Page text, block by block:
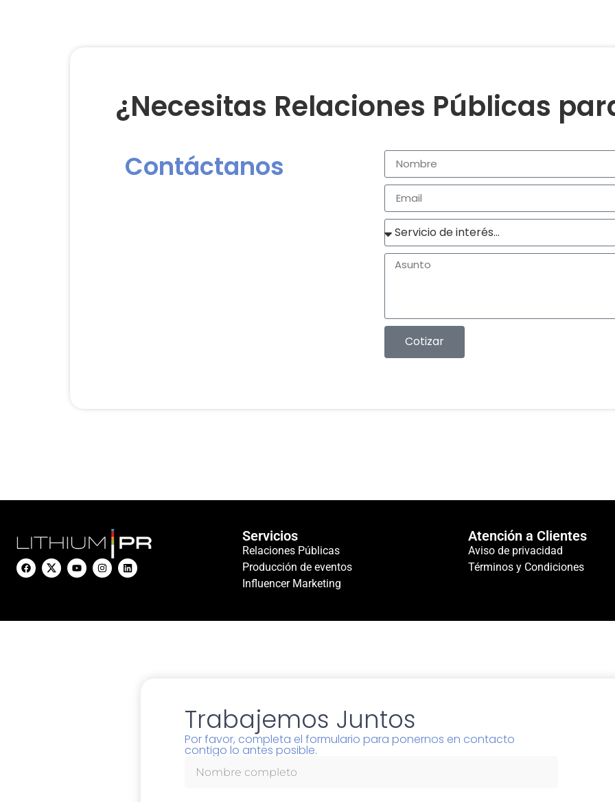
¿Necesitas Relaciones Públicas
Contáctanos
Cotizar
Servicios
Relaciones Públicas
Producción de eventos
Influencer Marketing
Atención a Clientes
Aviso de privacidad
Términos y Condiciones
Trabajemos Juntos
Por favor, completa el formulario para ponernos en contacto
contigo lo antes posible.